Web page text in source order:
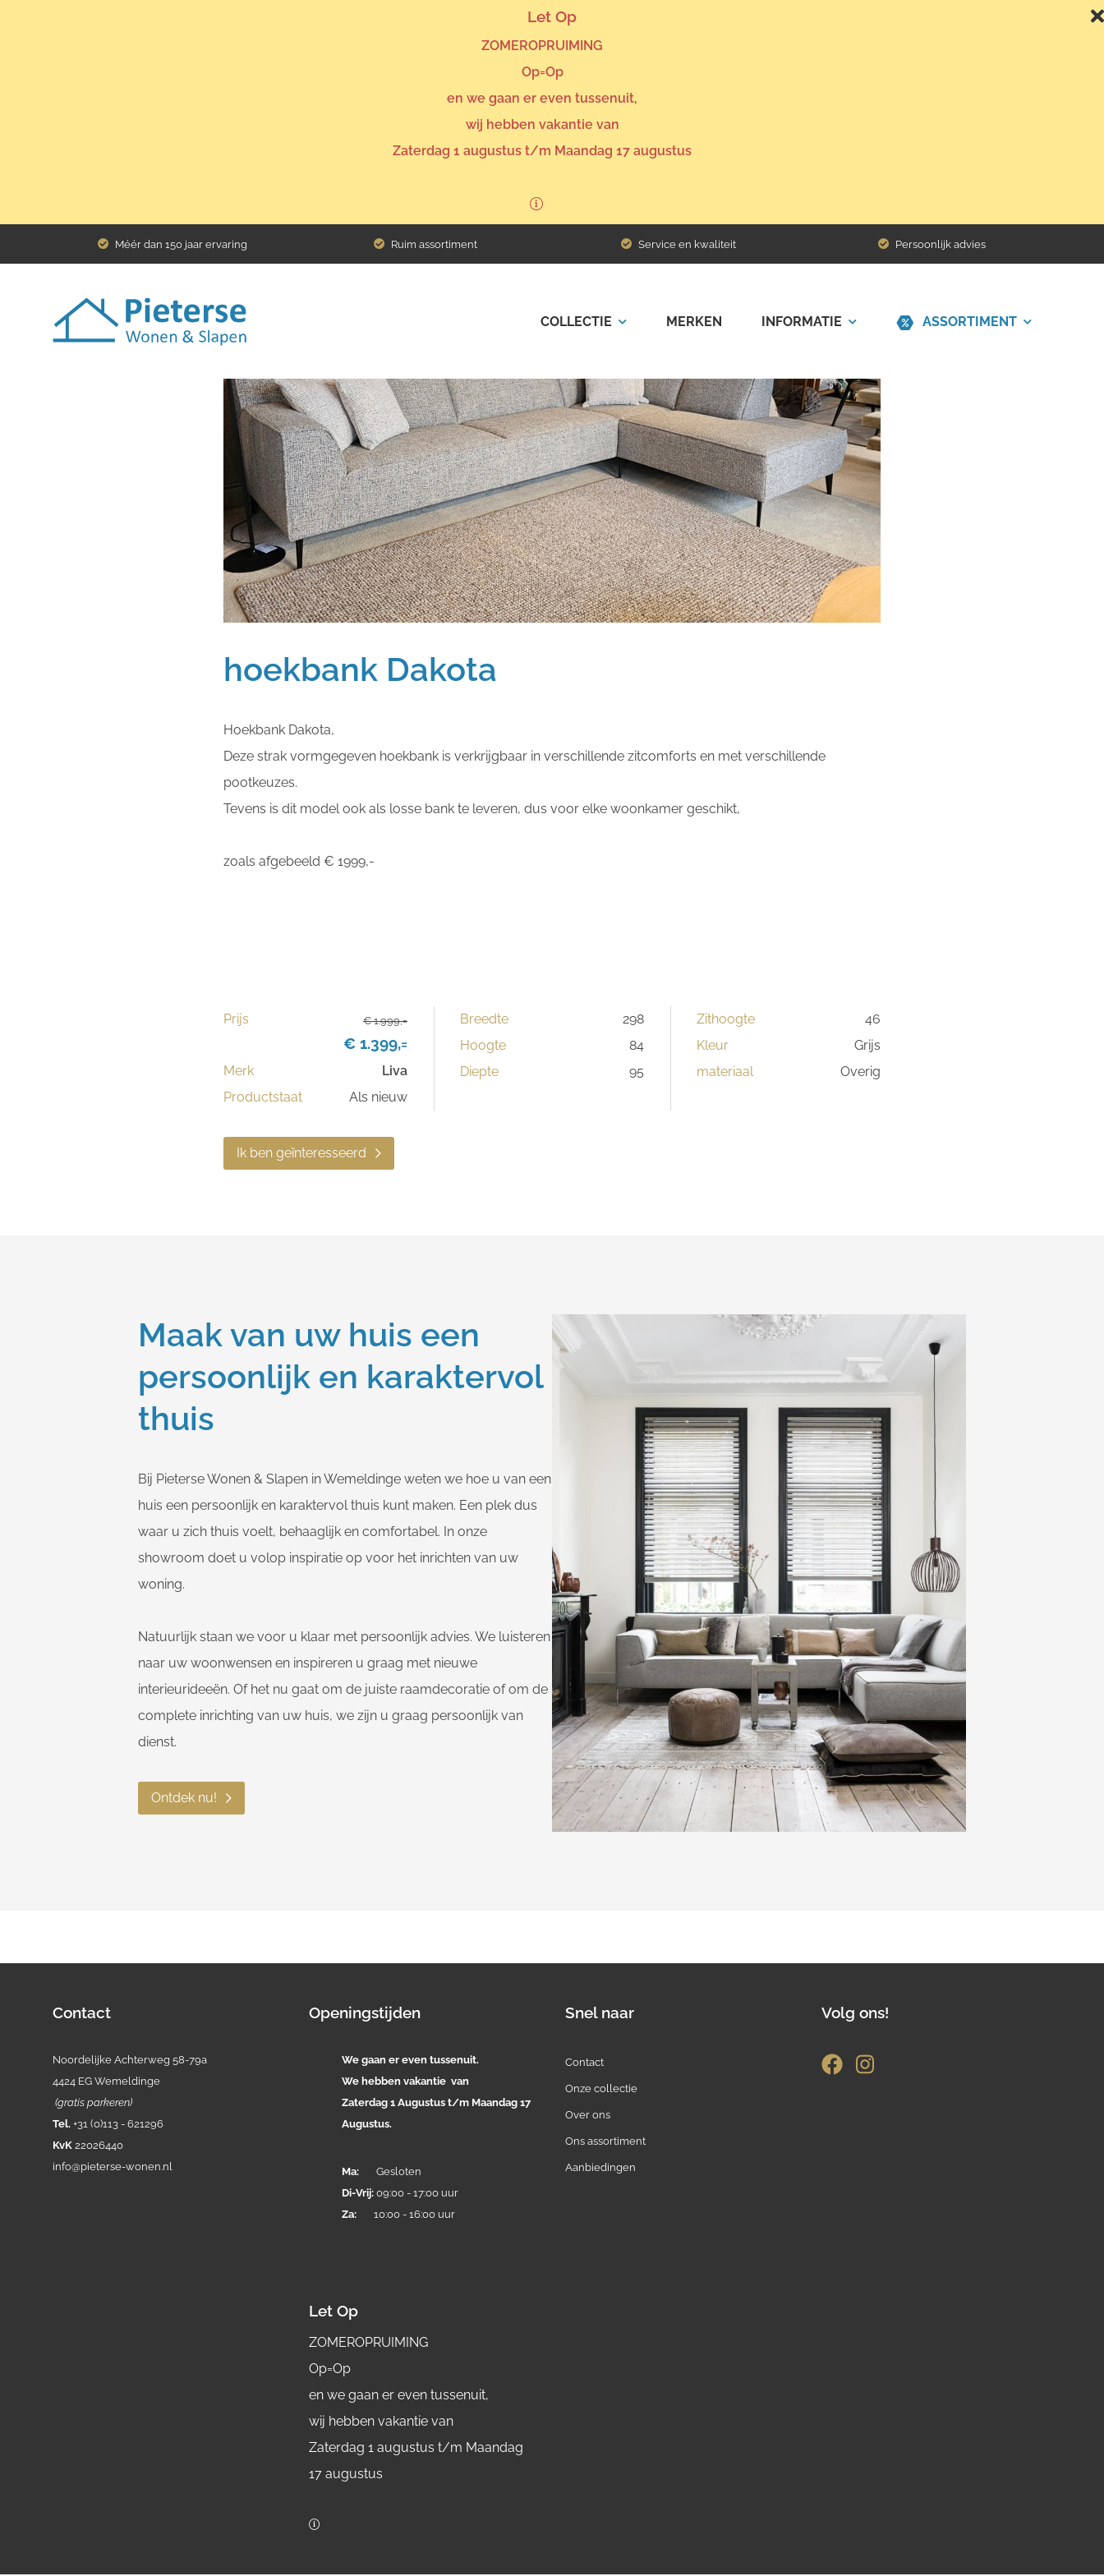
Méér dan 150 jaar ervaring Ruim assortiment Service en kwaliteit Persoonlijk advies
Let Op
ZOMEROPRUIMING
Op=Op
en we gaan er even tussenuit,
wij hebben vakantie van
Zaterdag 1 augustus t/m Maandag 17 augustus
COLLECTIE MERKEN INFORMATIE ASSORTIMENT
hoekbank Dakota
Hoekbank Dakota,
Deze strak vormgegeven hoekbank is verkrijgbaar in verschillende zitcomforts en met verschillende
pootkeuzes.
Tevens is dit model ook als losse bank te leveren, dus voor elke woonkamer geschikt,
zoals afgebeeld € 1999,-
Prijs € 1.999,=
€ 1.399,=
Merk
Liva
Productstaat
Als nieuw
Breedte
298
Hoogte
84
Diepte
95
Zithoogte
46
Kleur
Grijs
materiaal
Overig
Ik ben geïnteresseerd
Maak van uw huis een
persoonlijk en karaktervol
thuis
Bij Pieterse Wonen & Slapen in Wemeldinge weten we hoe u van een
huis een persoonlijk en karaktervol thuis kunt maken. Een plek dus
waar u zich thuis voelt, behaaglijk en comfortabel. In onze
showroom doet u volop inspiratie op voor het inrichten van uw
woning.
Natuurlijk staan we voor u klaar met persoonlijk advies. We luisteren
naar uw woonwensen en inspireren u graag met nieuwe
interieurideeën. Of het nu gaat om de juiste raamdecoratie of om de
complete inrichting van uw huis, we zijn u graag persoonlijk van
dienst.
Ontdek nu!
Contact
Noordelijke Achterweg 58-79a
4424 EG Wemeldinge
(gratis parkeren)
Tel.+31 (0)113 - 621296
KvK 22026440
info@pieterse-wonen.nl
Openingstijden
We gaan er even tussenuit.
We hebben vakantie van
Zaterdag 1 Augustus t/m Maandag 17
Augustus.
Ma: Gesloten
Di-Vrij:09:00 - 17:00 uur
Za: 10:00 - 16:00 uur
Let Op
ZOMEROPRUIMING
Op=Op
en we gaan er even tussenuit,
wij hebben vakantie van
Zaterdag 1 augustus t/m Maandag
17 augustus
Snel naar
Contact
Onze collectie
Over ons
Ons assortiment
Aanbiedingen
Volg ons!